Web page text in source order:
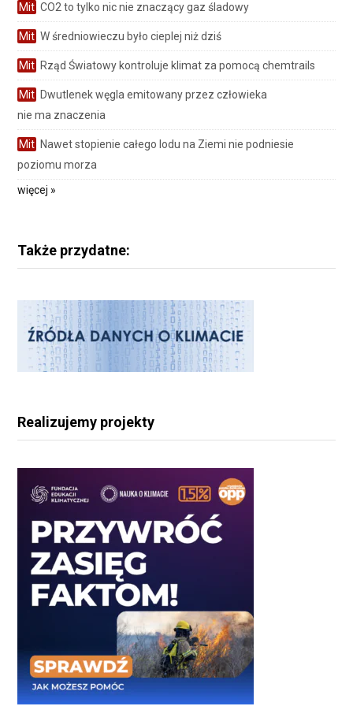
Mit CO2 to tylko nic nie znaczący gaz śladowy
Mit W średniowieczu było cieplej niż dziś
Mit Rząd Światowy kontroluje klimat za pomocą chemtrails
Mit Dwutlenek węgla emitowany przez człowieka
nie ma znaczenia
Mit Nawet stopienie całego lodu na Ziemi nie podniesie
poziomu morza
więcej »
Także przydatne:
Realizujemy projekty